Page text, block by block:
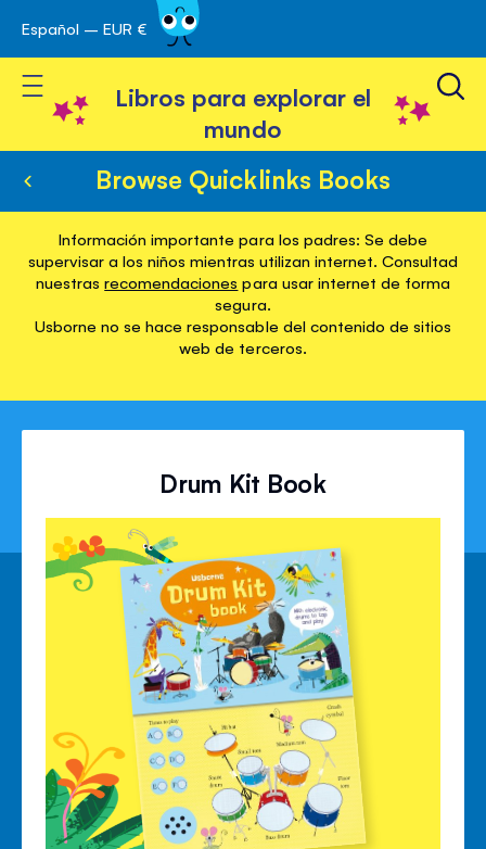
Ir
al
contenido
Español – EUR €
Toggle Nav
Libros para explorar el
mundo
Browse Quicklinks Books
Información importante para los padres: Se debe
supervisar a los niños mientras utilizan internet. Consultad
nuestrasrecomendaciones para usar internet de forma
segura.
Usborne no se hace responsable del contenido de sitios
web de terceros.
Drum Kit Book